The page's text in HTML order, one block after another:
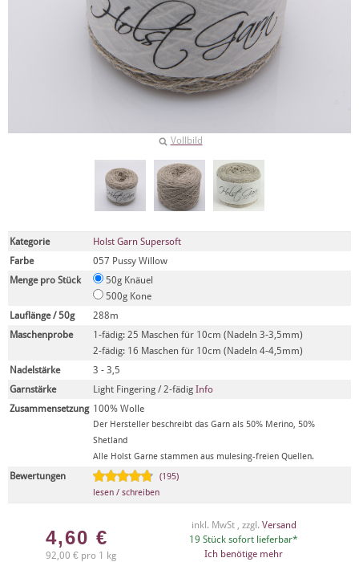
Vollbild
Kategorie
Holst Garn Supersoft
Farbe
057 Pussy Willow
Menge pro Stück
50g Knäuel
500g Kone
Lauflänge / 50g
288m
Maschenprobe
1-fädig: 25 Maschen für 10cm (Nadeln 3-3,5mm)
2-fädig: 16 Maschen für 10cm (Nadeln 4-4,5mm)
Nadelstärke
3 - 3,5
Garnstärke
Light Fingering / 2-fädig Info
Zusammensetzung 100% Wolle
Der Hersteller beschreibt das Garn als 50% Merino, 50%
Shetland
Alle Holst Garne stammen aus mulesing-freien Quellen.
Bewertungen
(195)
lesen / schreiben
4,60 €
92,00 € pro 1 kg
inkl. MwSt , zzgl. Versand
19 Stück sofort lieferbar*
Ich benötige mehr